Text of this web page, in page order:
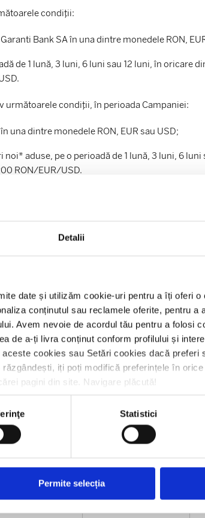
Detalii
date și utilizăm cookie-uri pentru a îți oferi o
conținutul sau reclamele oferite, pentru a
Avem nevoie de acordul tău pentru a folosi
de a-ți livra conținut conform profilului și
cookies sau Setări cookies dacă preferi
iți poți modifică preferințele în
pagini din site. Navigare plăcută!
Statistici
Permite selecția
condiții:
Bank SA în una dintre monedele RON,
de 1 lună, 3 luni, 6 luni sau 12 luni, în oricare
condiții, în perioada Campaniei:
una dintre monedele RON, EUR sau USD;
aduse, pe o perioadă de 1 lună, 3 luni, 6 luni
RON/EUR/USD.
în
Romania chiar dacă îndeplinesc condițiile
recupera bonusul aferent campaniei în cazul